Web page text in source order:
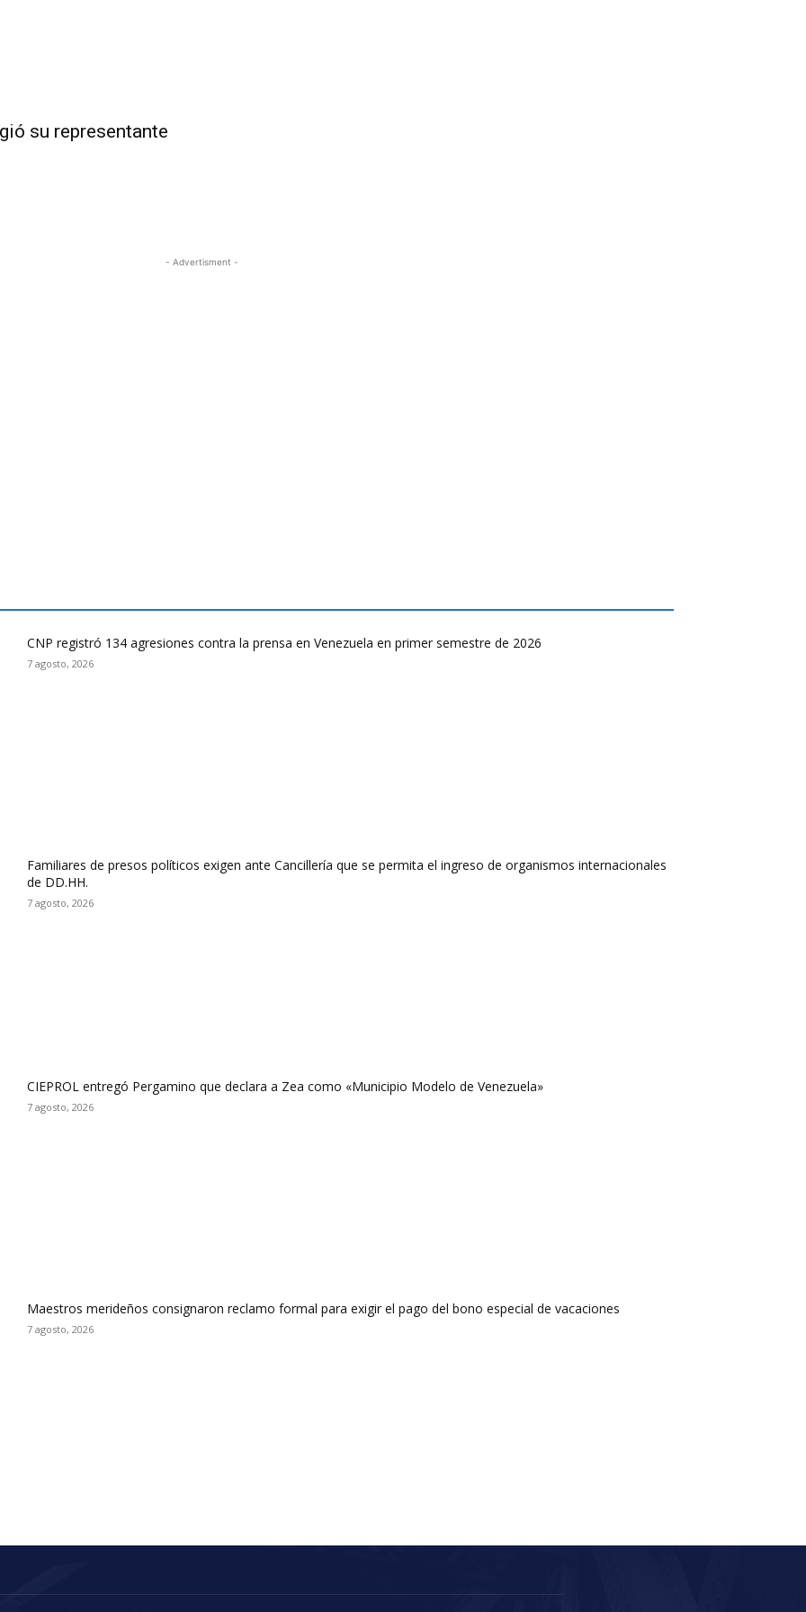
su representante
- Advertisment -
CNP registró 134 agresiones contra la prensa en Venezuela en primer semestre de 2026
7 agosto, 2026
Familiares de presos políticos exigen ante Cancillería que se permita el ingreso de organismos internacionales
de DD.HH.
7 agosto, 2026
CIEPROL entregó Pergamino que declara a Zea como «Municipio Modelo de Venezuela»
7 agosto, 2026
Maestros merideños consignaron reclamo formal para exigir el pago del bono especial de vacaciones
7 agosto, 2026